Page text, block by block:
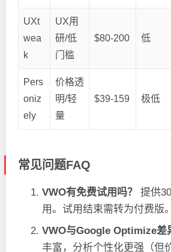
UXt
wea
k
UX用
研/低
门槛
$80-200 低
Pers
oniz
ely
价格透
明/轻
量
$39-159 极低
常见问题FAQ
VWO有免费试用吗？
提供
用。试用结束需转为付费版。
VWO与Google Optimize差
丰富，分析个性化更强（但